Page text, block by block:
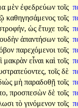
μὲν ἐφεδρεύων τοῖς
καθηγησάμενος τοῖς
ὡς ἔτυχε τοῖς
ἀπαντήσων τοῖς
παρεχόμενοι τοῖς
μακρὰν εἶναι καὶ τοῖς
τοῖς δὲ
μὴ παραδοθῇ τοῖς
προσπεσὼν δὲ τοῖς
τὸ γινόμενον τοῖς